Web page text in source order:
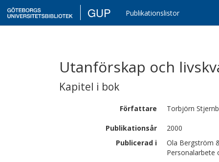
GUP Publikationslistor
Utanförskap och
Kapitel i bok
Författare Torbjörn
Publikationsår
2000
Publicerad i
Ola Bergström
Personalarbete